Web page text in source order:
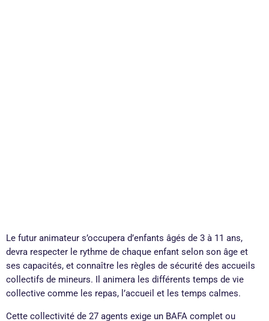
Le futur animateur s’occupera d’enfants âgés de 3 à 11 ans,
devra respecter le rythme de chaque enfant selon son âge et
ses capacités, et connaître les règles de sécurité des accueils
collectifs de mineurs. Il animera les différents temps de vie
collective comme les repas, l’accueil et les temps calmes.
Cette collectivité de 27 agents exige un BAFA complet ou